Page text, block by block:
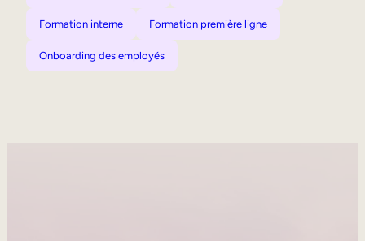
Formation interne Formation première ligne
Onboarding des employés